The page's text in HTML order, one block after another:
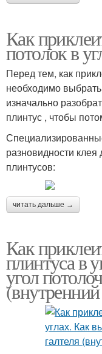
Как
потолок в
Перед тем, как
необходимо
изначально
плинтус , чтобы
разновидности
плинтусов:
читать дальше →
Как
плинтуса в
угол